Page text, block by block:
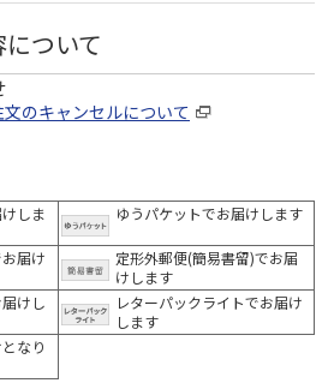
ついて
文のキャンセルについて
しま
ゆうパケットでお届けします
届け
定形外郵便(簡易書留)でお届
けします
けし
レターパックライトでお届け
します
なり